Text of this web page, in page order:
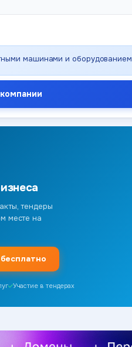
машинами и оборудованием
тендеры
месте на
Участие в тендерах